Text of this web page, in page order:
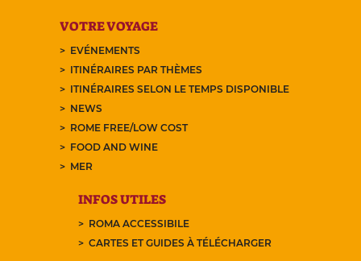
VOTRE VOYAGE
EVÉNEMENTS
ITINÉRAIRES PAR THÈMES
ITINÉRAIRES SELON LE TEMPS DISPONIBLE
NEWS
ROME FREE/LOW COST
FOOD AND WINE
MER
INFOS UTILES
ROMA ACCESSIBILE
CARTES ET GUIDES À TÉLÉCHARGER